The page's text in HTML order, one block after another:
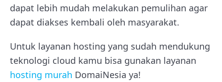
dapat lebih mudah melakukan pemulihan agar
dapat diakses kembali oleh masyarakat.
Untuk layanan hosting yang sudah mendukung
teknologi cloud kamu bisa gunakan layanan
hosting murah DomaiNesia ya!